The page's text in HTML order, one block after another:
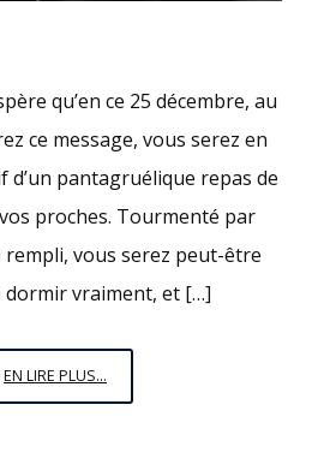
qu’en ce 25 décembre, au
ce message, vous serez en
d’un pantagruélique repas de
proches. Tourmenté par
vous serez peut-être
dormir vraiment, et […]
EN LIRE PLUS...
DÉCEMBRE,